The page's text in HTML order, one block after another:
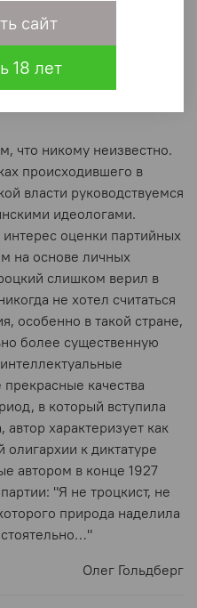
что никому неизвестно.
происходившего в
власти руководствуемся
идеологами.
оценки партийных
на основе личных
слишком верил в
не хотел считаться
особенно в такой стране,
более существенную
качества
в который вступила
характеризует как
олигархии к диктатуре
автором в конце 1927
"Я не троцкист, не
природа наделила
Олег Гольдберг
сайт
18 лет